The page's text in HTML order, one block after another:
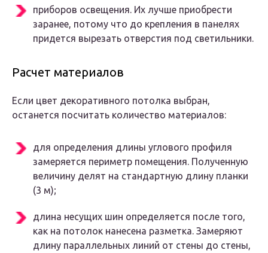
приборов освещения. Их лучше приобрести
заранее, потому что до крепления в панелях
придется вырезать отверстия под светильники.
Расчет материалов
Если цвет декоративного потолка выбран,
останется посчитать количество материалов:
для определения длины углового профиля
замеряется периметр помещения. Полученную
величину делят на стандартную длину планки
(3 м);
длина несущих шин определяется после того,
как на потолок нанесена разметка. Замеряют
длину параллельных линий от стены до стены,